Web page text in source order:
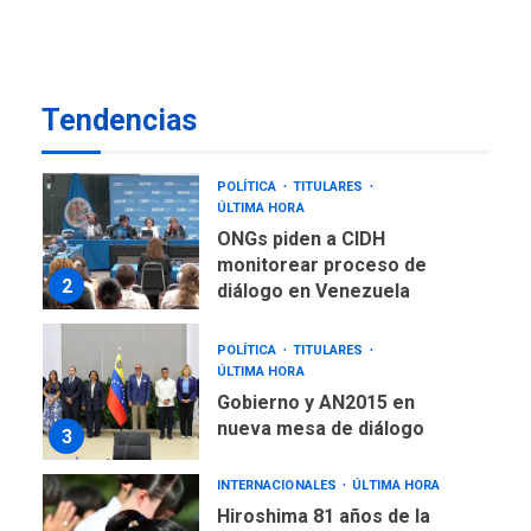
Tendencias
1
2
POLÍTICA
TITULARES
ÚLTIMA HORA
ONGs piden a CIDH
monitorear proceso de
diálogo en Venezuela
3
POLÍTICA
TITULARES
ÚLTIMA HORA
Gobierno y AN2015 en
nueva mesa de diálogo
INTERNACIONALES ÚLTIMA HORA
Hiroshima 81 años de la